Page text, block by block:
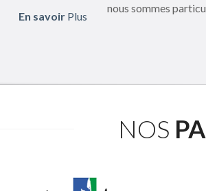
En savoirPlus
nous sommes
NOS